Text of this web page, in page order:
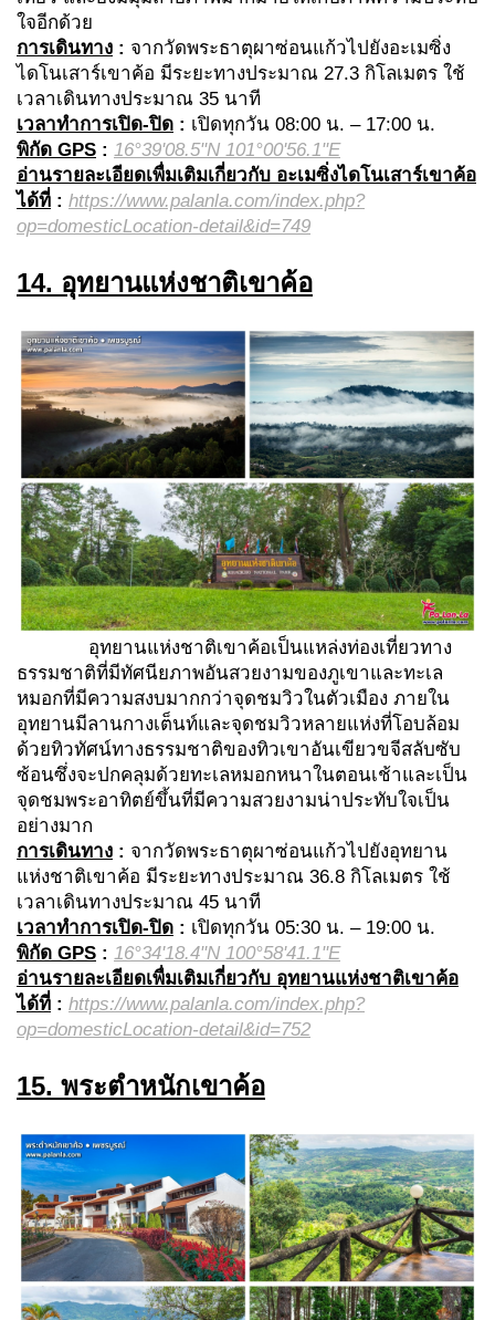
ใจอีกด้วย
การเดินทาง : จากวัดพระธาตุผาซ่อนแก้วไปยังอะเมซิ่ง
ไดโนเสาร์เขาค้อ มีระยะทางประมาณ 27.3 กิโลเมตร ใช้
เวลาเดินทางประมาณ 35 นาที
เวลาทำการเปิด-ปิด : เปิดทุกวัน 08:00 น. – 17:00 น.
พิกัด GPS : 16°39'08.5"N 101°00'56.1"E
อ่านรายละเอียดเพื่มเติมเกี่ยวกับ อะเมซิ่งไดโนเสาร์เขาค้อ
ได้ที่ : https://www.palanla.com/index.php?
op=domesticLocation-detail&id=749
14. อุทยานแห่งชาติเขาค้อ
อุทยานแห่งชาติเขาค้อเป็นแหล่งท่องเที่ยวทาง
ธรรมชาติที่มีทัศนียภาพอันสวยงามของภูเขาและทะเล
หมอกที่มีความสงบมากกว่าจุดชมวิวในตัวเมือง ภายใน
อุทยานมีลานกางเต็นท์และจุดชมวิวหลายแห่งที่โอบล้อม
ด้วยทิวทัศน์ทางธรรมชาติของทิวเขาอันเขียวขจีสลับซับ
ซ้อนซึ่งจะปกคลุมด้วยทะเลหมอกหนาในตอนเช้าและเป็น
จุดชมพระอาทิตย์ขึ้นที่มีความสวยงามน่าประทับใจเป็น
อย่างมาก
การเดินทาง : จากวัดพระธาตุผาซ่อนแก้วไปยังอุทยาน
แห่งชาติเขาค้อ มีระยะทางประมาณ 36.8 กิโลเมตร ใช้
เวลาเดินทางประมาณ 45 นาที
เวลาทำการเปิด-ปิด : เปิดทุกวัน 05:30 น. – 19:00 น.
พิกัด GPS : 16°34'18.4"N 100°58'41.1"E
อ่านรายละเอียดเพื่มเติมเกี่ยวกับ อุทยานแห่งชาติเขาค้อ
ได้ที่ : https://www.palanla.com/index.php?
op=domesticLocation-detail&id=752
15. พระตำหนักเขาค้อ